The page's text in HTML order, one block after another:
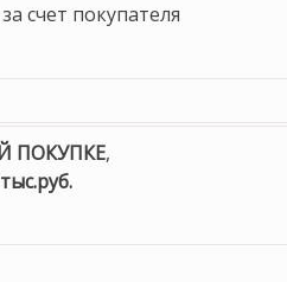
счет покупателя
ПОКУПКЕ,